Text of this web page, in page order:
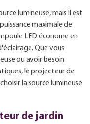
lumineuse, mais il est
maximale de
LED économe en
Que vous
ou avoir besoin
le projecteur de
la source lumineuse
de jardin